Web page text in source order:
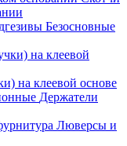
Безосновные
на клеевой основе
Держатели
Люверсы и